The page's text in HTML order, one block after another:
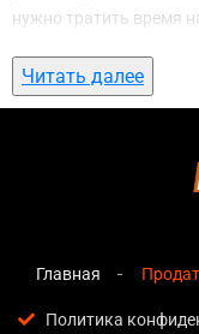
нужно тратить время
ожидание. С нами вы
Вышгородский
авто онлайн в
озвучивается
Прозрачные
Читать далее
Главная
Политика